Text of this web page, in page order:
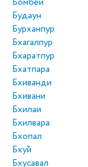
Будаун
Бурханпур
Бхагалпур
Бхаратпур
Бхатпара
Бхиванди
Бхивани
Бхилаи
Бхилвара
Бхопал
Бхуй
Бхусавал